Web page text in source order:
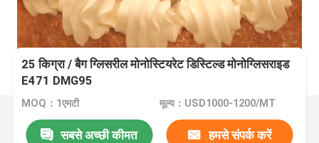
25 किग्रा / बैग ग्लिसरील मोनोस्टियरेट डिस्टिल्ड मोनोग्लिसराइड
E471 DMG95
MOQ：1एमटी मूल्य：USD1000-1200/MT
सबसे अच्छी कीमत हमसे संपर्क करें